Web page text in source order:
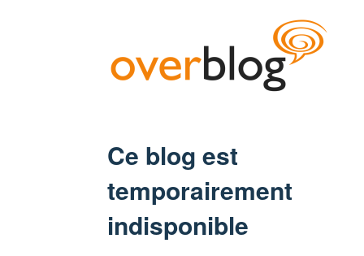
Ce blog est
temporairement
indisponible